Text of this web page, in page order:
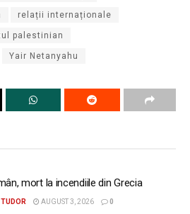
relații internaționale
palestinian
Yair Netanyahu
mort la incendiile din Grecia
AUGUST 3, 2026 0